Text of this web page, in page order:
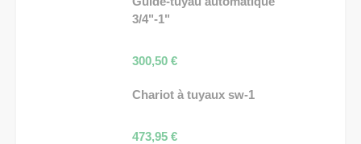
3/4"-1"
300,50 €
Chariot à tuyaux sw-1
473,95 €